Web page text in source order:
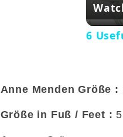
6
Anne Menden Größe :
Größe in Fuß / Feet :